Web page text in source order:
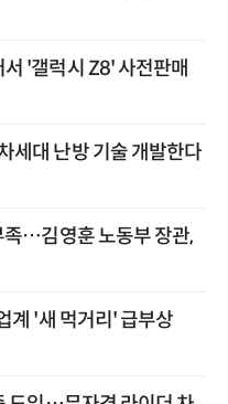
'갤럭시 Z8' 사전판매
세대 난방 기술 개발한다
…김영훈 노동부 장관,
계 '새 먹거리' 급부상